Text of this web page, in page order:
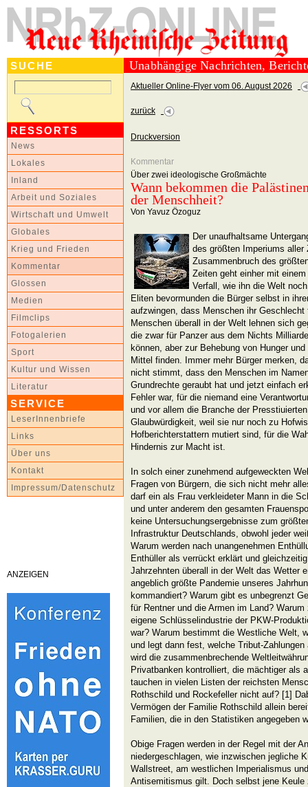
SUCHE
RESSORTS
News
Lokales
Inland
Arbeit und Soziales
Wirtschaft und Umwelt
Globales
Krieg und Frieden
Kommentar
Glossen
Medien
Filmclips
Fotogalerien
Sport
Kultur und Wissen
Literatur
SERVICE
LeserInnenbriefe
Links
Über uns
Kontakt
Impressum/Datenschutz
ANZEIGEN
Unabhängige Nachrichten,
Aktueller Online-Flyer vom 06. August 2026
zurück
Druckversion
Kommentar
Über zwei ideologische Großmächte
Wann bekommen die
der Menschheit?
Von Yavuz Özoguz
Der unaufhaltsame
des größten Imperiums aller
Zusammenbruch des
Zeiten geht einher mit
Verfall, wie ihn die Welt
Eliten bevormunden die Bürger selbst in
aufzwingen, dass Menschen ihr
Menschen überall in der Welt lehnen sich
die zwar für Panzer aus dem Nichts
können, aber zur Behebung von Hunger
Mittel finden. Immer mehr Bürger merken,
nicht stimmt, dass den Menschen im
Grundrechte geraubt hat und jetzt einfach
Fehler war, für die niemand eine
und vor allem die Branche der
Glaubwürdigkeit, weil sie nur noch zu
Hofberichterstattern mutiert sind, für die
Hindernis zur Macht ist.
In solch einer zunehmend aufgeweckten
Fragen von Bürgern, die sich nicht mehr
darf ein als Frau verkleideter Mann in die
und unter anderem den gesamten
keine Untersuchungsergebnisse zum
Infrastruktur Deutschlands, obwohl jeder
Warum werden nach unangenehmen
Enthüller als verrückt erklärt und
Jahrzehnten überall in der Welt das Wetter
angeblich größte Pandemie unseres
kommandiert? Warum gibt es unbegrenzt
für Rentner und die Armen im Land?
eigene Schlüsselindustrie der PKW-
war? Warum bestimmt die Westliche Welt,
und legt dann fest, welche Tribut-
wird die zusammenbrechende
Privatbanken kontrolliert, die mächtiger als
tauchen in vielen Listen der reichsten
Rothschild und Rockefeller nicht auf? [1]
Vermögen der Familie Rothschild allein
Familien, die in den Statistiken angegeben
Obige Fragen werden in der Regel mit der
niedergeschlagen, wie inzwischen jegliche
Wallstreet, am westlichen Imperialismus
Antisemitismus gilt. Doch selbst jene